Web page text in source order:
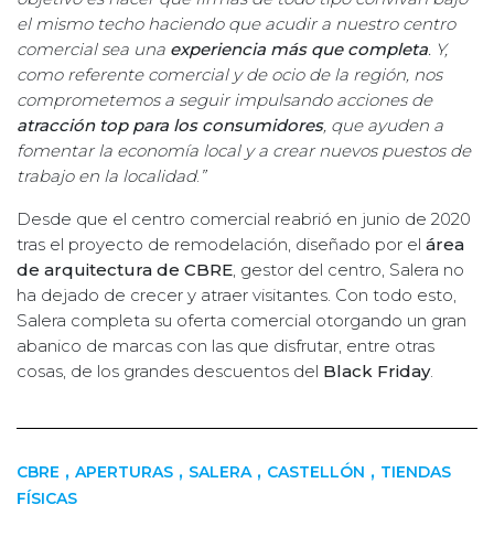
el mismo techo haciendo que acudir a nuestro centro
comercial sea una experiencia más que completa. Y,
como referente comercial y de ocio de la región, nos
comprometemos a seguir impulsando acciones de
atracción top para los consumidores, que ayuden a
fomentar la economía local y a crear nuevos puestos de
trabajo en la localidad. ”
Desde que el centro comercial reabrió en junio de 2020
tras el proyecto de remodelación, diseñado por el área
de arquitectura de CBRE, gestor del centro, Salera no
ha dejado de crecer y atraer visitantes. Con todo esto,
Salera completa su oferta comercial otorgando un gran
abanico de marcas con las que disfrutar, entre otras
cosas, de los grandes descuentos del Black Friday.
CBRE , APERTURAS , SALERA , CASTELLÓN , TIENDAS
FÍSICAS